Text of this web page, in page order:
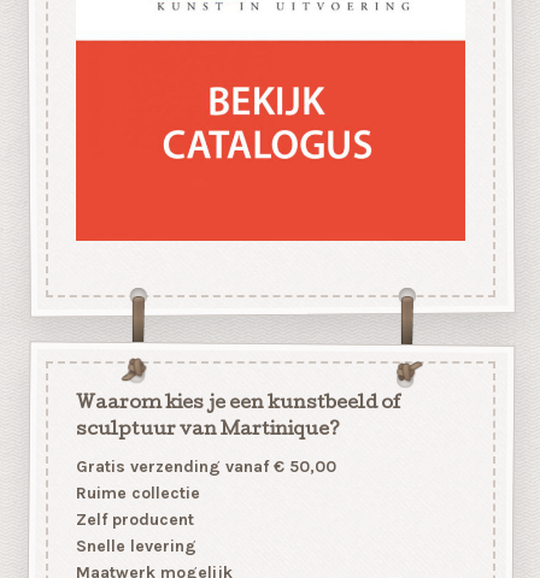
Waarom kies je een kunstbeeld of
sculptuur van Martinique?
Gratis verzending vanaf € 50,00
Ruime collectie
Zelf producent
Snelle levering
Maatwerk mogelijk